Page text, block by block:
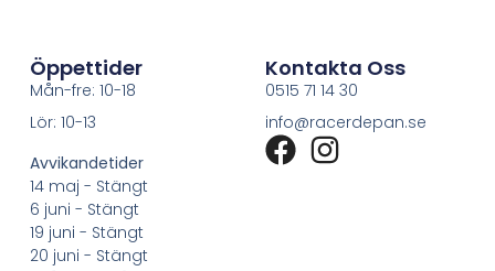
Öppettider
Mån-fre: 10-18
Lör: 10-13
Avvikandetider
14 maj - Stängt
6 juni - Stängt
19 juni - Stängt
20 juni - Stängt
Kontakta Oss
0515 71 14 30
info@racerdepan.se